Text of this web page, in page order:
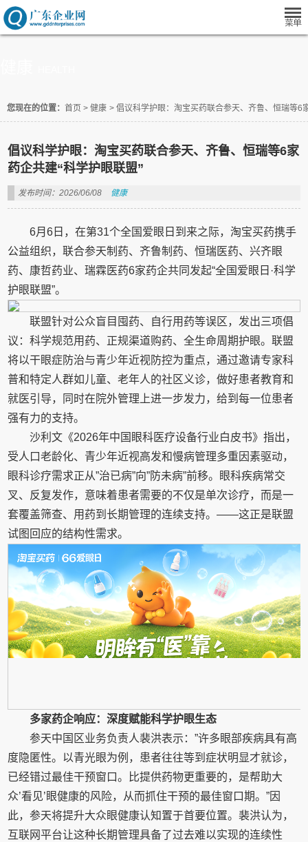
您现在的位置： 首页 > 健康 > 倡议科学护眼：淘宝买药联合参天、齐鲁、恒瑞等6
倡议科学护眼：淘宝买药联合参天、齐鲁、恒瑞等6家
药企共建“科学护眼联盟”
发布时间：2026/06/08 健康
6月6日，在第31个全国爱眼日到来之际，淘宝买药携手
公益组织，联合参天制药、齐鲁制药、恒瑞医药、兴齐眼
药、康哲药业、瑞霖医药6家药企共同发起“全国爱眼日·科学
护眼联盟”。
联盟针对公众盲目囤药、自行用药等误区，发出三项倡
议：科学规范用药、正规渠道购药、全生命周期护眼。联盟
将以干眼症防治与青少年近视防控为重点，通过邀请专家科
普和特定人群如儿童、老年人的社区义诊，做好患者教育和
就医引导，同时在院外管理上进一步发力，给到每一位患者
强有力的支持。
沙利文《2026年中国眼科医疗设备行业白皮书》指出，
受人口老龄化、青少年近视高发和慢病管理多重因素驱动，
眼科诊疗需求正从”治已病”向”防未病”前移。眼科疾病常交
叉、反复发作，意味着患者需要的不仅是单次诊疗，而是一
套覆盖筛查、用药到长期管理的连续支持。——这正是联盟
试图回应的结构性需求。
多家药企响应：深度赋能科学护眼生态
参天中国区业务负责人裴洪表示：”许多眼部疾病具有高
度隐匿性。以青光眼为例，患者往往等到症状明显才就诊，
已经错过最佳干预窗口。比提供药物更重要的，是帮助大
众’看见’眼健康的风险，从而抓住干预的最佳窗口期。”因
此，参天将提升大众眼健康认知置于首要位置。裴洪认为，
互联网平台让这种长期管理具备了过去难以实现的连续性